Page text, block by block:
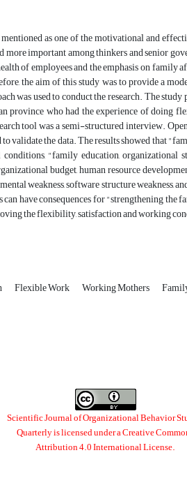
as one of the motivational and
more important among thinkers and senior
of employees and the emphasis on family
the aim of this study was to provide a
was used to conduct the research. The
province who had the experience of doing
tool was a semi-structured interview.
to validate the data. The results showed that
conditions, "family education, organizational
budget, human resource
weakness, software structure weakness,
have consequences for "strengthening
the flexibility, satisfaction and working
Flexible Work Working Mothers
Scientific Journal of Organizational Behavior
Quarterly is licensed under aCreative
Attribution 4.0 International License.